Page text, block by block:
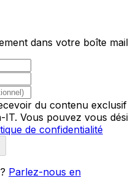
dans votre boîte
du contenu exclusif
Vous pouvez vous
de confidentialité
Parlez-nous en